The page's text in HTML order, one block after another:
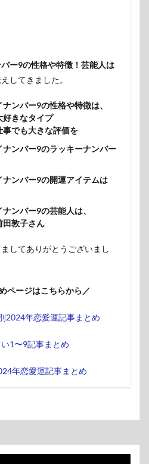
ー9の性格や特徴！芸能人は
してきました。
ンバー9の性格や特徴は、
好きなタイプ
でも大きな評価を
ンバー9のラッキーナンバー
ンバー9の開運アイテムは
ンバー9の芸能人は、
田敦子さん
してありがとうございまし
ページはこちらから／
2024年恋愛運記事まとめ
1〜9記事まとめ
年恋愛運記事まとめ